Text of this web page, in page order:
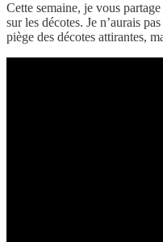
Cette semaine, je vous
sur les décotes. Je n’aurais
piège des décotes attirantes,